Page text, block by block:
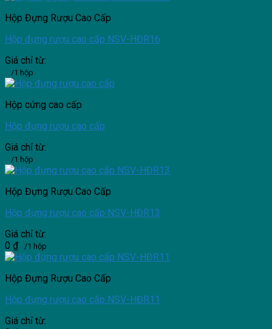
Hộp Đựng Rượu Cao Cấp
Hộp đựng rượu cao cấp NSV-HĐR16
Giá chỉ từ:
/1 hộp
Hộp cứng cao cấp
Hộp đựng rượu cao cấp
Giá chỉ từ:
/1 hộp
Hộp Đựng Rượu Cao Cấp
Hộp đựng rượu cao cấp NSV-HĐR13
Giá chỉ từ:
0 ₫ /1 hộp
Hộp Đựng Rượu Cao Cấp
Hộp đựng rượu cao cấp NSV-HĐR11
Giá chỉ từ: